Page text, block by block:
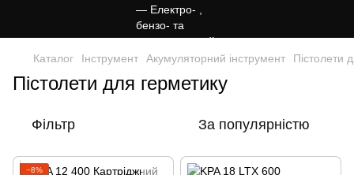
Каталог Інструмент Акумуляторний інструмент Пістолети
Пістолети для герметику
Фільтр За популярністю
−8%